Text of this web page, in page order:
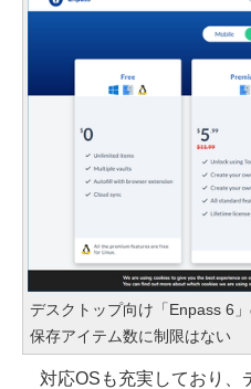
デスクトップ向け「Enpass 6
保存アイテム数に制限はない
対応OSも充実しており、